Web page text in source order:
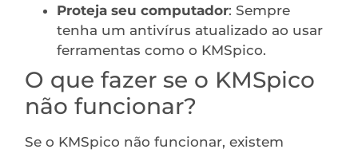
Proteja seu computador: Sempre
tenha um antivírus atualizado ao usar
ferramentas como o KMSpico.
O que fazer se o KMSpico
não funcionar?
Se o KMSpico não funcionar, existem